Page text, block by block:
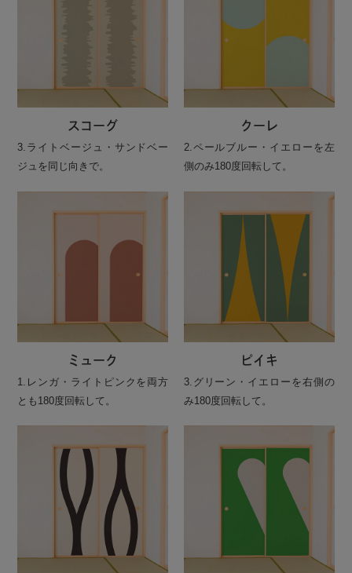
スコーグ
3.ライトベージュ・サンドベー
ジュを同じ向きで。
クーレ
2.ペールブルー・イエローを左
側のみ180度回転して。
ミューク
1.レンガ・ライトピンクを両方
とも180度回転して。
ピイキ
3.グリーン・イエローを右側の
み180度回転して。